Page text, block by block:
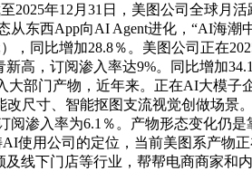
年12月31日，美图公司全球月
东西App向AI Agent进化，“AI海潮
同比增加28.8％。美图公司正在
高，订阅渗入率达9%。同比增加
大部门产物，近年来。正在AI大模
尺寸、智能抠图支流视觉创做场景
渗入率为6.1％。产物形态变化仍
使用公司的定位，当前美图系产物
线下门店等行业，帮帮电商商家和